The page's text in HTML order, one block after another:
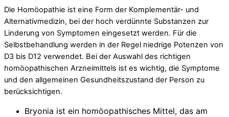
Die Homöopathie ist eine Form der Komplementär- und
Alternativmedizin, bei der hoch verdünnte Substanzen zur
Linderung von Symptomen eingesetzt werden. Für die
Selbstbehandlung werden in der Regel niedrige Potenzen von
D3 bis D12 verwendet. Bei der Auswahl des richtigen
homöopathischen Arzneimittels ist es wichtig, die Symptome
und den allgemeinen Gesundheitszustand der Person zu
berücksichtigen.
Bryonia ist ein homöopathisches Mittel, das am